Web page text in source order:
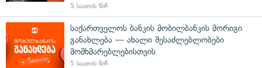
5 საათის წინ
საქართველოს ბანკის მობილბანკის მორიგი
განახლება — ახალი შესაძლებლობები
მომხმარებლებისთვის
5 საათის წინ